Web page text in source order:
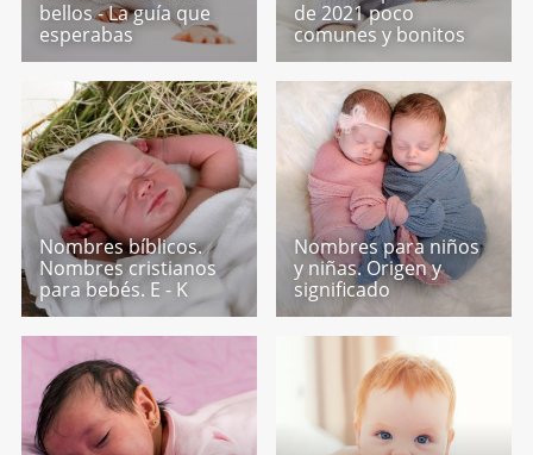
bellos - La guía que
esperabas
de 2021 poco
comunes y bonitos
Nombres bíblicos.
Nombres cristianos
para bebés. E - K
Nombres para niños
y niñas. Origen y
significado